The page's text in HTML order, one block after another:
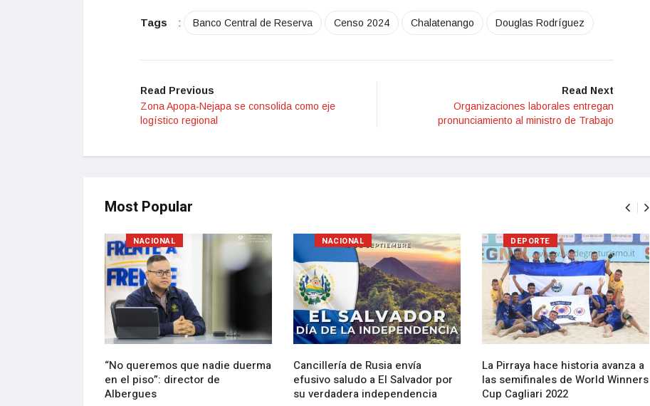
Tags : Banco Central de Reserva Censo 2024 Chalatenango Douglas Rodríguez
Read Previous
Zona Apopa-Nejapa se consolida como eje
logístico regional
Read Next
Organizaciones laborales entregan
pronunciamiento al ministro de Trabajo
Most Popular
NACIONAL
“No queremos que nadie duerma
en el piso”: director de
Albergues
NACIONAL
Cancillería de Rusia envía
efusivo saludo a El Salvador por
su verdadera independencia
DEPORTE
La Pirraya hace historia avanza a
las semifinales de World Winners
Cup Cagliari 2022